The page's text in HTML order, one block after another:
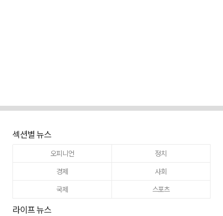
섹션별 뉴스
오피니언
정치
경제
사회
국제
스포츠
라이프 뉴스